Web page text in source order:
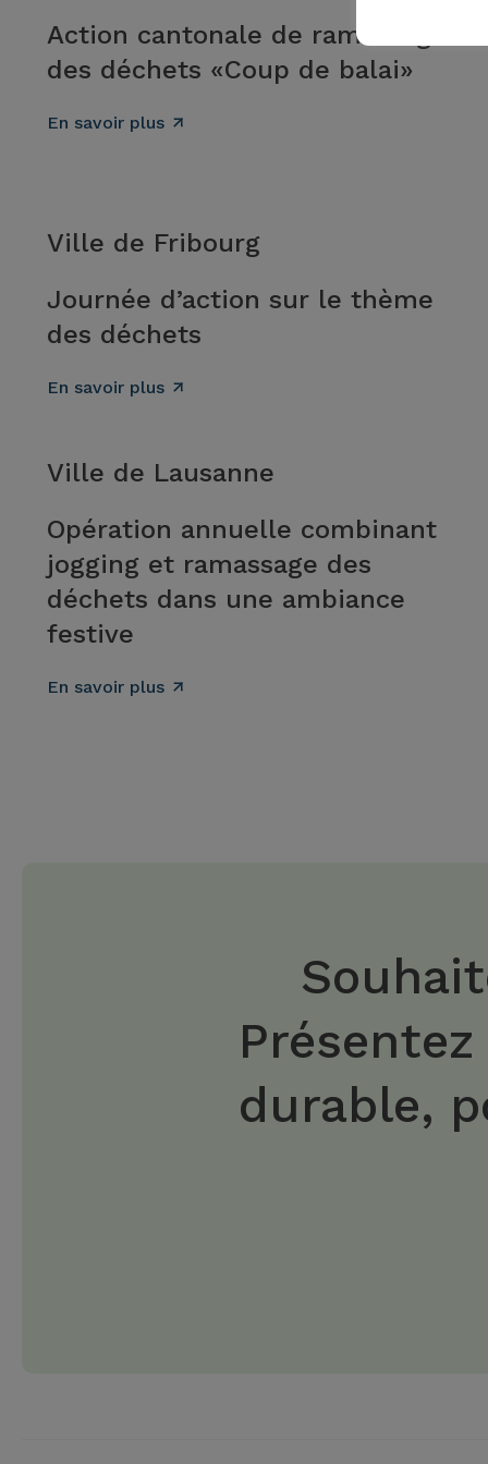
Action cantonale de ramassage
des déchets «Coup de balai»
En savoir plus
Ville de Fribourg
Journée d’action sur le thème
des déchets
En savoir plus
Ville de Lausanne
Opération annuelle combinant
jogging et ramassage des
déchets dans une ambiance
festive
En savoir plus
durable,